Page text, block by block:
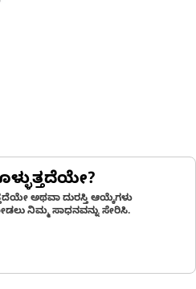
ಅಥವಾ ದುರಸ್ತಿ ಆಯ್ಕೆಗಳು
ನಿಮ್ಮ ಸಾಧನವನ್ನು ಸೇರಿಸಿ.